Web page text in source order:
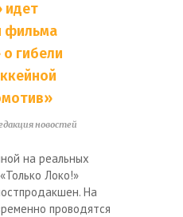
идет
фильма
гибели
новостей
на реальных
Локо!»
На
проводятся